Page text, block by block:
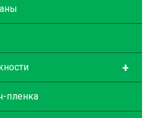
+
пленка